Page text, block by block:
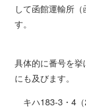
して函館運輸所
す。
具体的に番号を
にも及びます。
キハ183-3・4（